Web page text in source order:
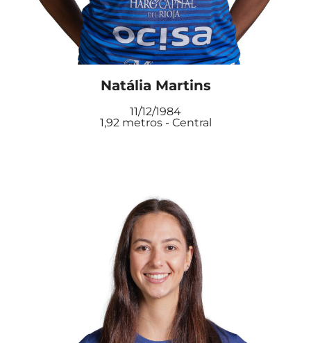
Natália Martins
11/12/1984
1,92 metros - Central